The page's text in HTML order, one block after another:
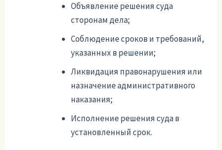
Объявление решения суда
сторонам дела;
Соблюдение сроков и требований,
указанных в решении;
Ликвидация правонарушения или
назначение административного
наказания;
Исполнение решения суда в
установленный срок.